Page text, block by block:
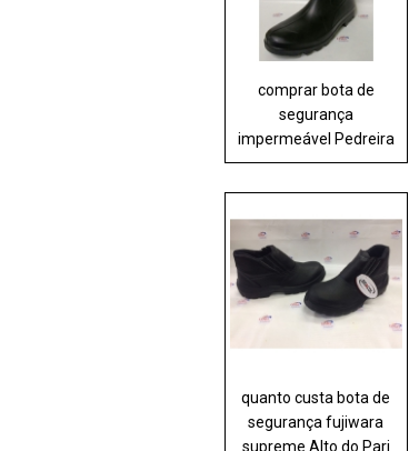
comprar bota de
segurança
impermeável Pedreira
quanto custa bota de
segurança fujiwara
supreme Alto do Pari